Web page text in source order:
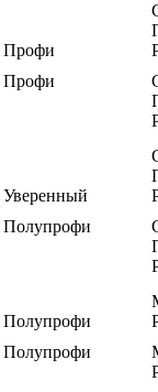
Профи
Профи
Уверенный
Полупрофи
Полупрофи
Полупрофи